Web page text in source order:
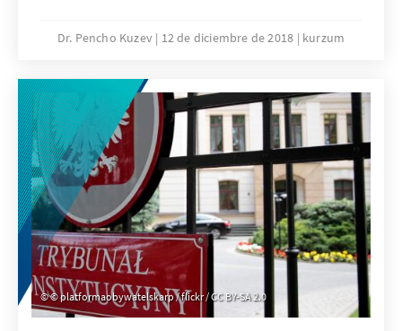
veröffentlichen wir zeitgleich mit der
Richtlinie. Durch Steuermittel finanzierte
Daten haben oft einen infrastrukturellen
Charakter. Der freie Zugang zu dieser
Ressource stärkt die Wettbewerbsfähigkeit
Europas. Die Aufnahme von offenen Daten in
den Titel der Richtlinie (einer unserer
Empfehlungen) spiegelt eine strategische
politische Zielsetzung wider, öffentlich
finanzierte Daten konsequent der ganzen
Gesellschaft zugänglich zu machen.
Dr. Pencho Kuzev 12 de diciembre de 2018 kurzum
© platformaobywatelskarp / flickr / CC BY-SA 2.0